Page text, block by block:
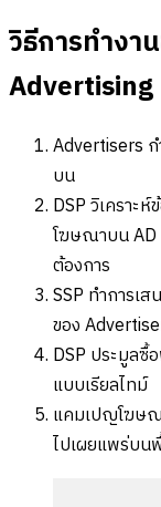
วิธีการทำงา
Advertising
Advertisers
บน
DSP วิเคราะ
โฆษณาบน AD
ต้องการ
SSP ทำการเ
ของ
DSP ประมูล
แบบเรียลไทม์
แคมเปญโฆษณ
ไปเผยแพร่บ